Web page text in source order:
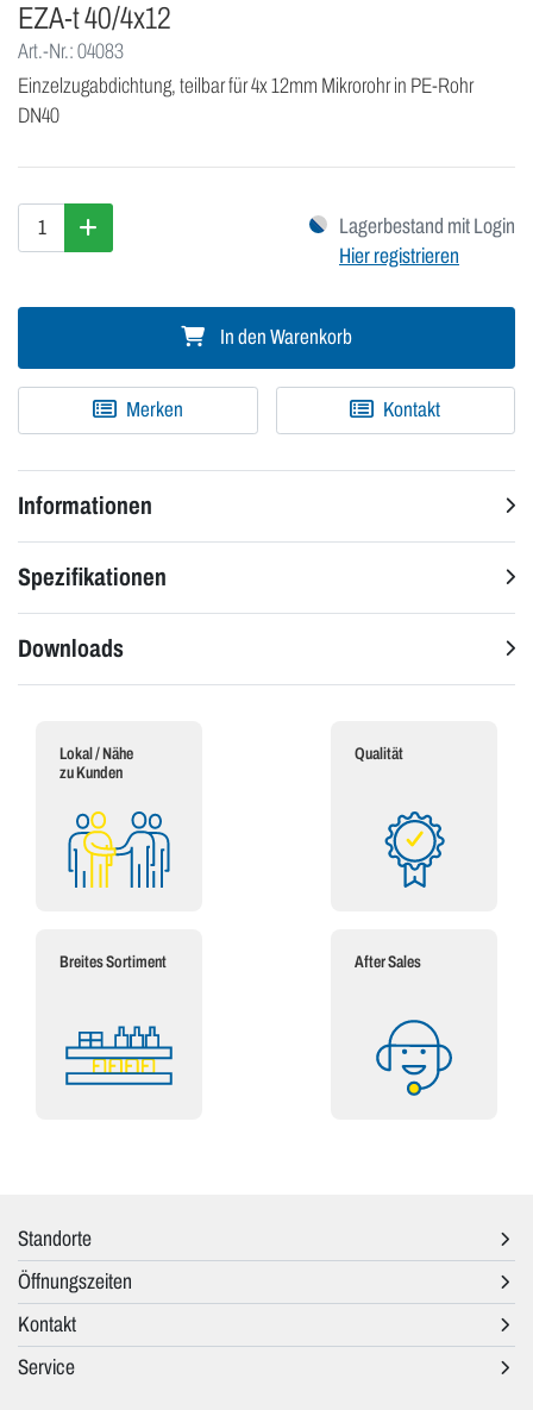
EZA-t 40/4x12
Art.-Nr.: 04083
Einzelzugabdichtung, teilbar für 4x 12mm Mikrorohr in PE-Rohr
DN40
Lagerbestand mit Login
Hier registrieren
In den Warenkorb
Merken Kontakt
Informationen
Spezifikationen
Downloads
Lokal / Nähe
zu Kunden
Qualität
Breites Sortiment After Sales
Standorte
Öffnungszeiten
Kontakt
Service